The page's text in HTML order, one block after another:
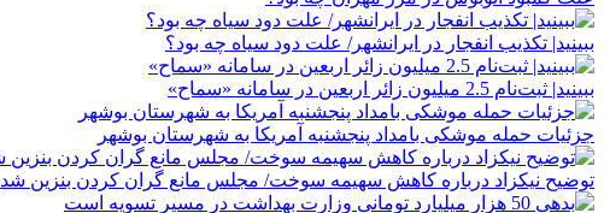
ببینید| تکذیب ‌انفجار در ایرانشهر/ ️علت دود سیاه چه بود؟
ببینید| ثبت‌نام 2.5 میلیون زائر اربعین در سامانه «سماح»
جزئیات حمله موشکی بامداد پنجشنبه آمریکا به شهرستان بوشهر
توضیح نیکزاد درباره کاهش سهیمه سوخت/ مجلس مانع گران کردن بنزین شد